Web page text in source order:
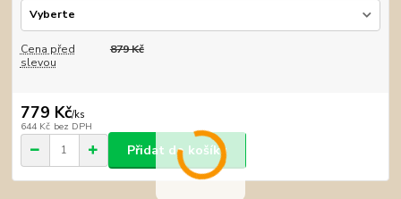
Cena před
slevou
879 Kč
779 Kč/ks
644 Kč bez DPH
Přidat do košíku